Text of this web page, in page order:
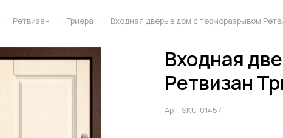
– Ретвизан – Триера – Входная дверь в дом с терморазрывом
Входная
Ретвизан
Арт. SKU-01457